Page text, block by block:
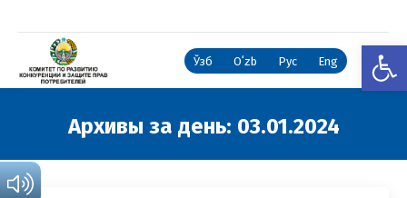
Ўзб Oʻzb Рус Eng
Архивы за день: 03.01.2024